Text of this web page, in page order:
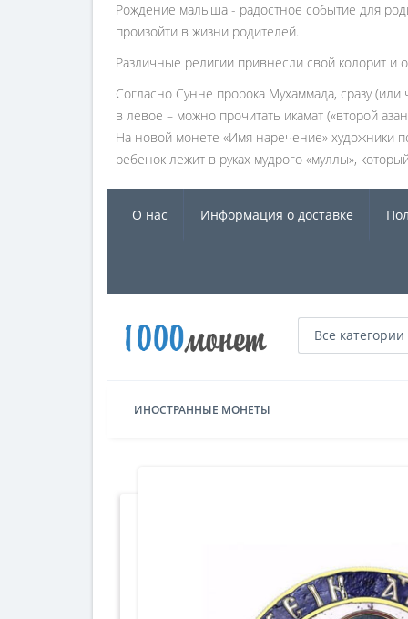
Рождение малыша - радостное событие для
произойти в жизни родителей.
Различные религии привнесли свой колорит и
Согласно Сунне пророка Мухаммада, сразу
в левое – можно прочитать икамат («второй
На новой монете «Имя наречение» художники
ребенок лежит в руках мудрого «муллы»,
О нас Информация о доставке
Все категории
ИНОСТРАННЫЕ МОНЕТЫ